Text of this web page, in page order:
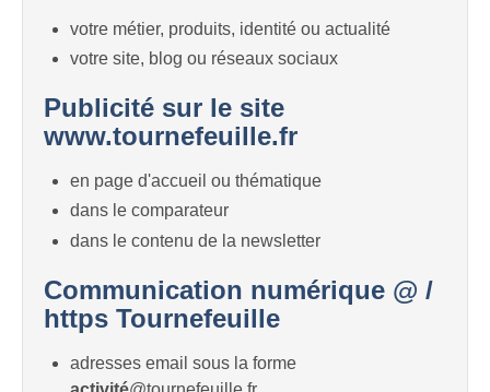
votre métier, produits, identité ou actualité
votre site, blog ou réseaux sociaux
Publicité sur le site
www.tournefeuille.fr
en page d'accueil ou thématique
dans le comparateur
dans le contenu de la newsletter
Communication numérique @ /
https Tournefeuille
adresses email sous la forme